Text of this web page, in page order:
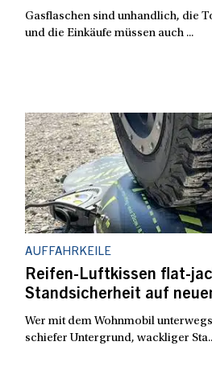
Gasflaschen sind unhandlich, die
und die Einkäufe müssen auch ...
AUFFAHRKEILE
Reifen-Luftkissen flat-
Standsicherheit auf
Wer mit dem Wohnmobil
schiefer Untergrund, wackliger